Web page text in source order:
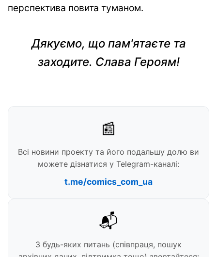
перспектива повита туманом.
Дякуємо, що пам'ятаєте та
заходите. Слава Героям!
📰
Всі новини проекту та його подальшу долю ви
можете дізнатися у Telegram-каналі:
t.me/comics_com_ua
📬
З будь-яких питань (співпраця, пошук